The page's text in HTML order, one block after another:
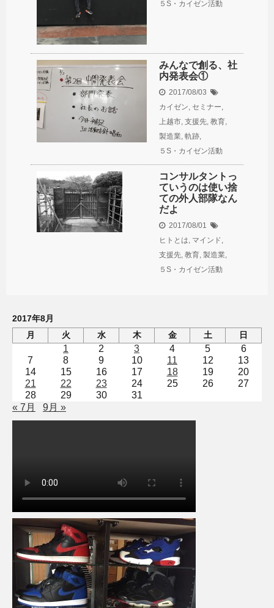
５S・カイゼン活動
みんなで創る、社
内発表会①
2017/08/03
カイゼン, セミナー,
上越市, 支援先, 教育,
製造業, 軌跡,
５S・カイゼン活動
コンサルタントっ
ていうのは使い捨
ての外人部隊なん
だよ
2017/08/01
ヒトとは, マインド,
支援先, 教育, 製造業,
５S・カイゼン活動
2017年8月
月
火 水 木 金 土 日
1 2 3 4 5
6
7
8 9 10 11 12
13
14
15 16 17 18 19
20
21
22 23 24 25 26
27
28
29 30
31
« 7月
9月 »